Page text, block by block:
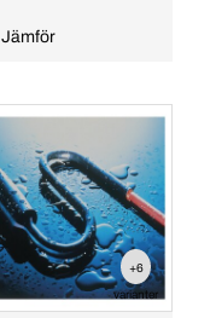
Jämför
+6
varianter